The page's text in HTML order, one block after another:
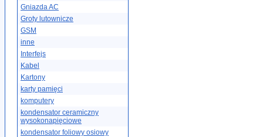
Gniazda AC
Groty lutownicze
GSM
inne
Interfejs
Kabel
Kartony
karty pamięci
komputery
kondensator ceramiczny
wysokonapięciowe
kondensator foliowy osiowy